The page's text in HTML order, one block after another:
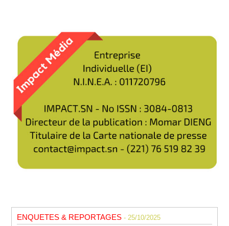
ENQUETES & REPORTAGES - 25/10/2025